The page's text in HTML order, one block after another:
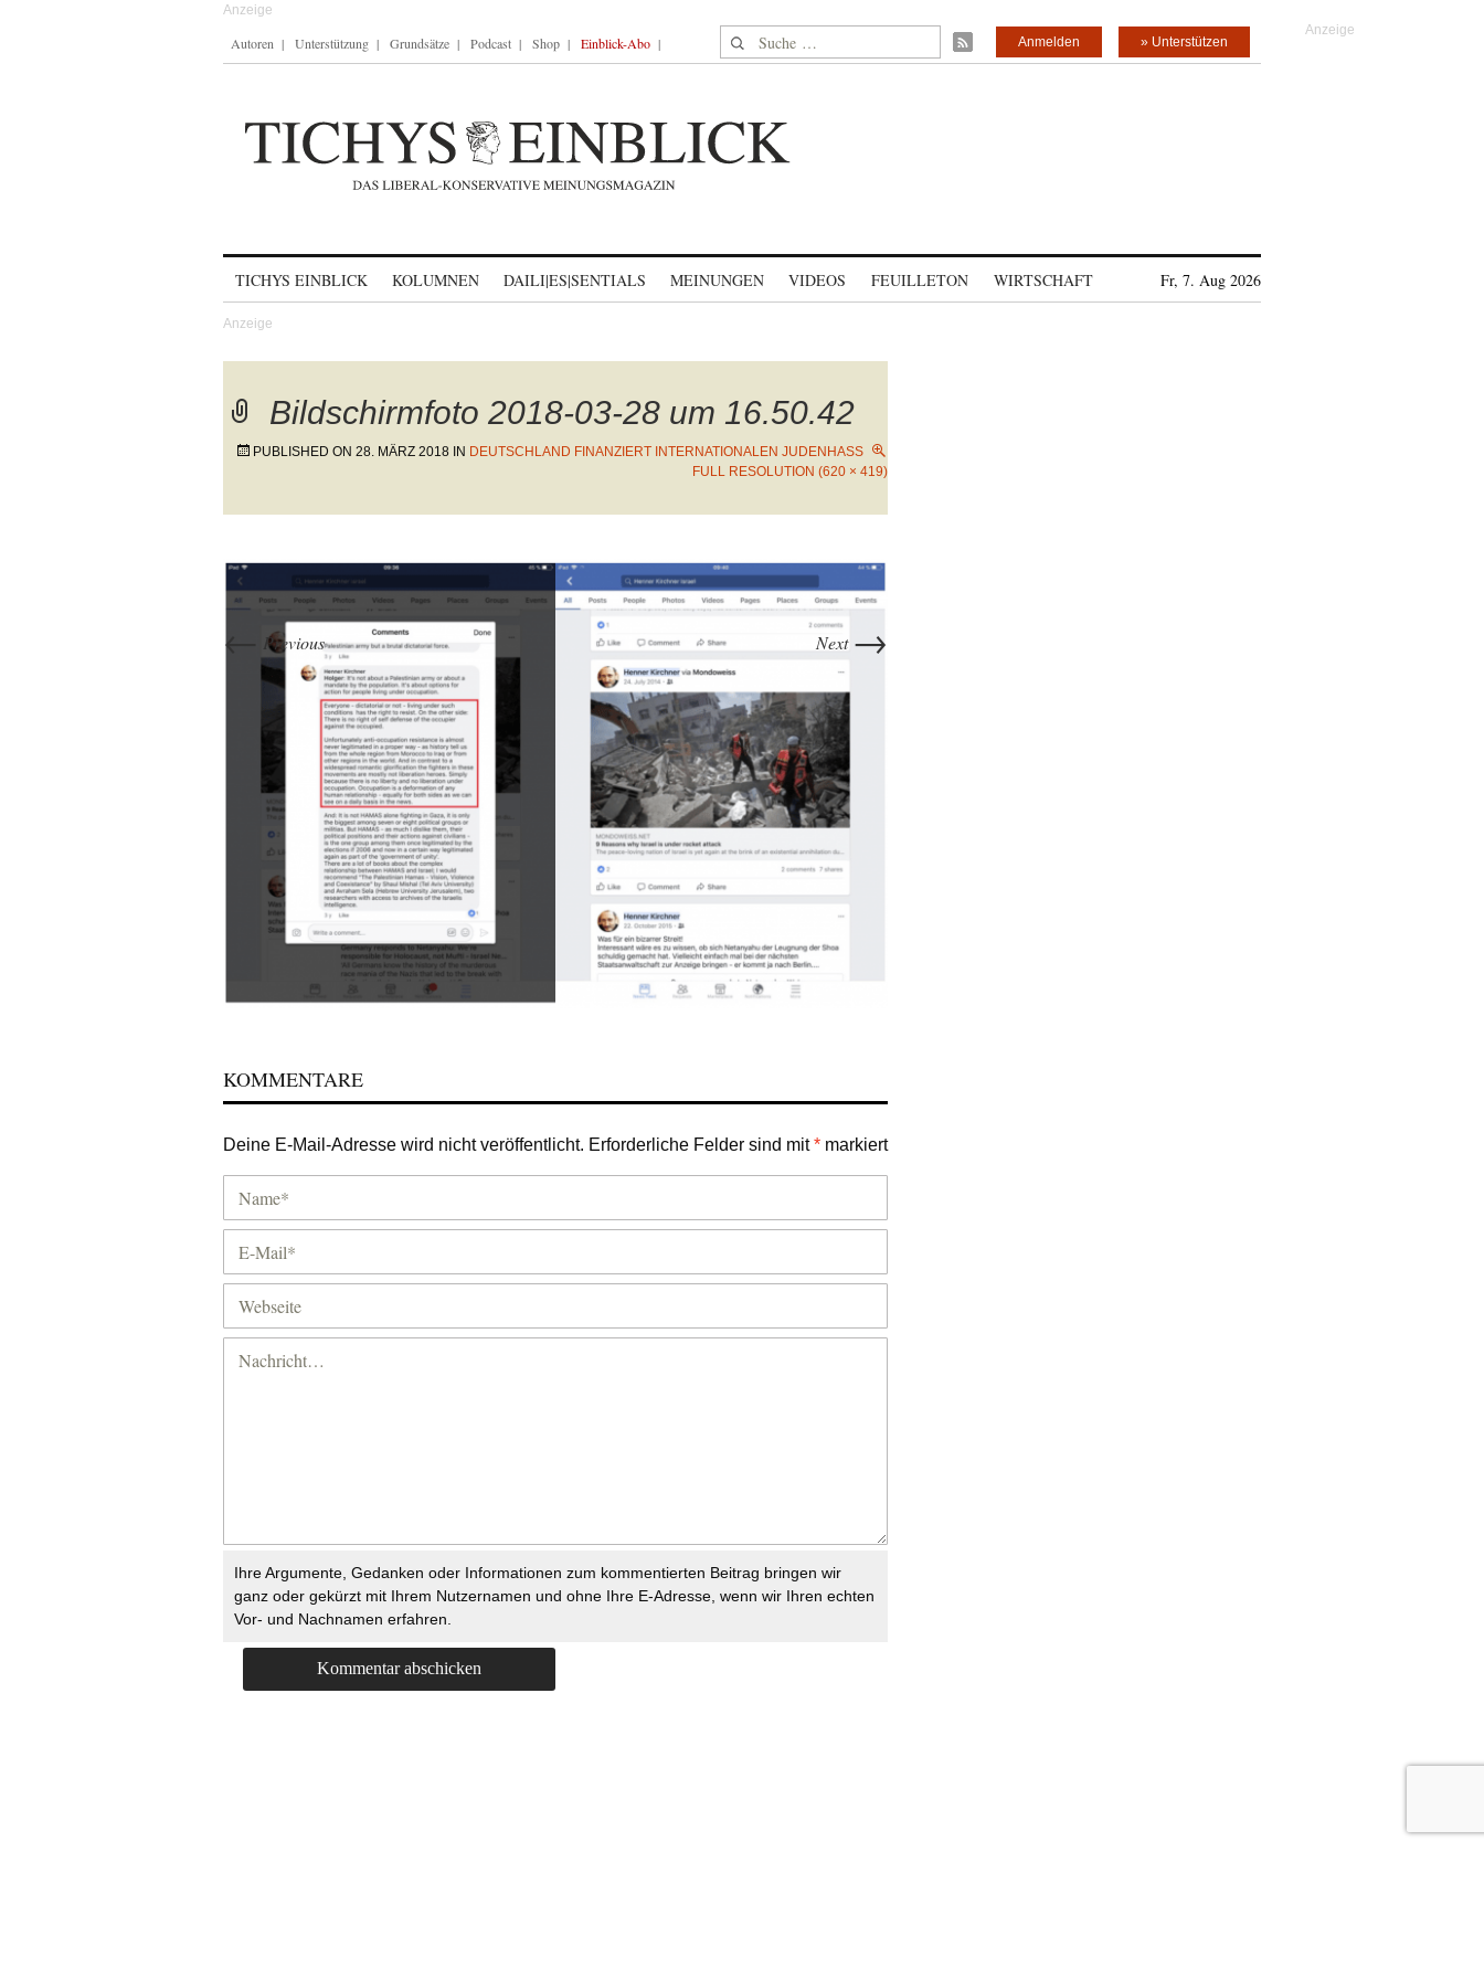
Autoren Unterstützung Grundsätze Podcast Shop Einblick-Abo Suche nach: » Unterstützen
Anmelden
TICHYS EINBLICK KOLUMNEN DAILI|ES|SENTIALS MEINUNGEN VIDEOS FEUILLETON WIRTSCHAFT Fr, 7. Aug 2026
Bildschirmfoto 2018-03-28 um 16.50.42
PUBLISHED ON 28. MÄRZ 2018 IN DEUTSCHLAND FINANZIERT INTERNATIONALEN JUDENHASS
FULL RESOLUTION (620 × 419)
← Previous Next →
KOMMENTARE
Deine E-Mail-Adresse wird nicht veröffentlicht. Erforderliche Felder sind mit* markiert
Ihre Argumente, Gedanken oder Informationen zum kommentierten Beitrag bringen wir
ganz oder gekürzt mit Ihrem Nutzernamen und ohne Ihre E-Adresse, wenn wir Ihren echten
Vor- und Nachnamen erfahren.